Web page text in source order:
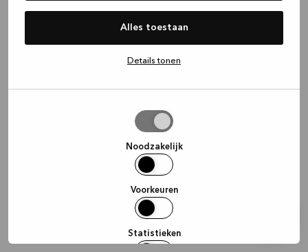
Alles toestaan
Details tonen
Noodzakelijk
Voorkeuren
Statistieken